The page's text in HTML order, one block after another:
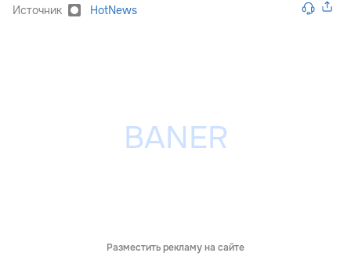
Источник HotNews
Разместить рекламу на сайте